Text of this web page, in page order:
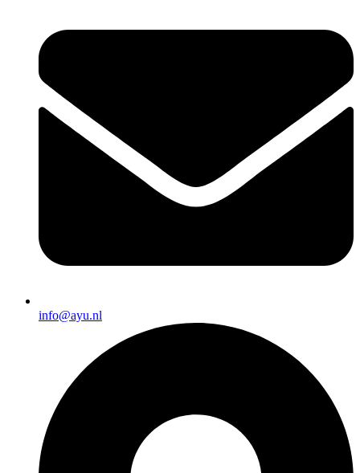
info@ayu.nl